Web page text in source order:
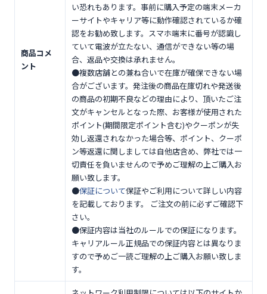
商品コメ
ント
い恐れもあります。事前に購入予定の端末メーカ
ーサイトやキャリア等に動作確認されているか確
認をお勧め致します。スマホ端末に番号が認識し
ていて電波が立たない、通信ができない等の場
合、返品や交換は承れません。
●複数店舗との兼ね合いで在庫が確保できない場
合がございます。発注後の商品在庫切れや発送後
の商品の初期不良などの理由により、頂いたご注
文がキャンセルとなった際、お客様が使用された
ポイント(期間限定ポイント含む)やクーポンが失
効し返還されなかった場合等、ポイント、クーポ
ン等返還に関しましては自他店含め、弊社では一
切責任を負いませんので予めご理解の上ご購入お
願い致します。
●保証について保証やご利用について詳しい内容
を記載しております。 ご注文の前に必ずご確認下
さい。
●保証内容は当社のルールでの保証になります。
キャリアルール正規品での保証内容とは異なりま
すので予めご一読ご理解の上ご購入お願い致しま
す。